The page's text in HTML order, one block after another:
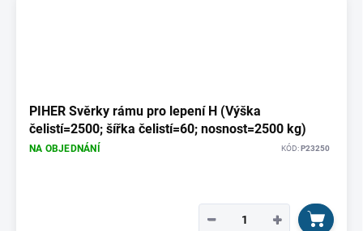
PIHER Svěrky rámu pro lepení H (Výška
čelistí=2500; šířka čelistí=60; nosnost=2500 kg)
NA OBJEDNÁNÍ KÓD:P23250
+
−